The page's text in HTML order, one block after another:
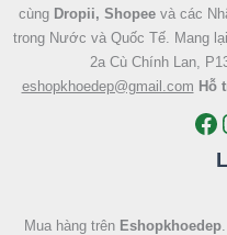
cùng Dropii, Shopeevà các
trong Nước và Quốc Tế. Mang
2a Cù Chính Lan,
eshopkhoedep@gmail.com Hỗ
Mua hàng trên Eshopkhoedep